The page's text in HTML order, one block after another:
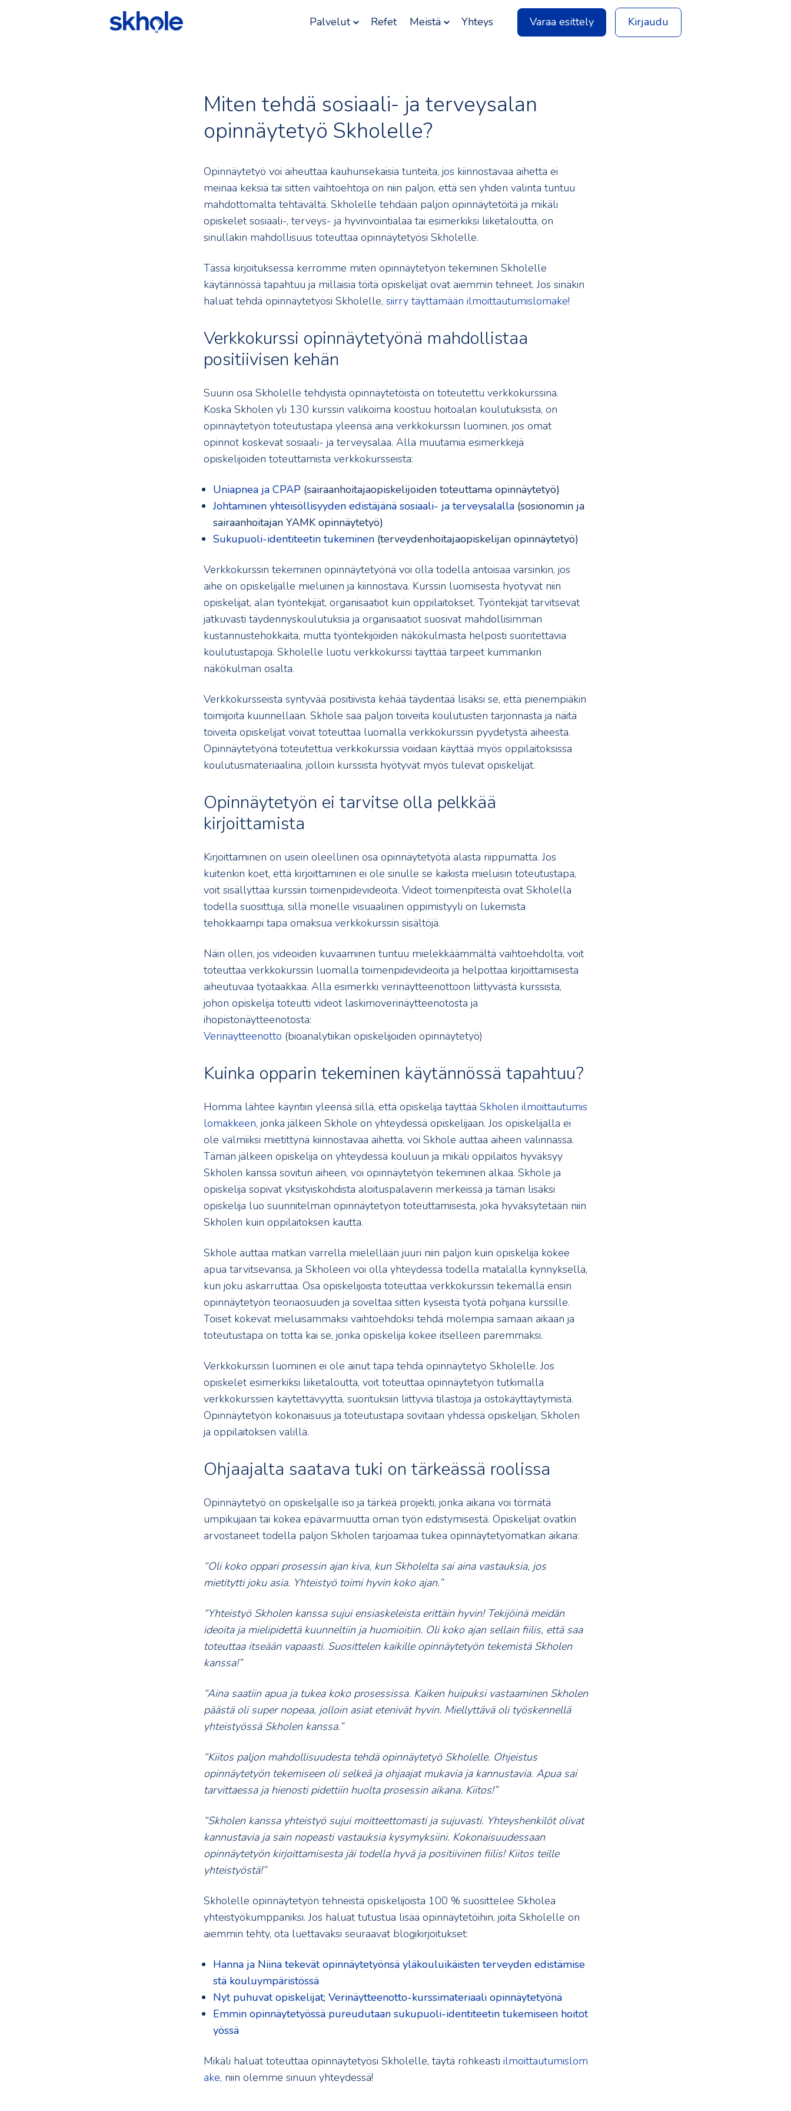
Palvelut Refet Meistä Yhteys Varaa esittely Kirjaudu
Miten tehdä sosiaali- ja terveysalan
opinnäytetyö Skholelle?
Opinnäytetyö voi aiheuttaa kauhunsekaisia tunteita, jos kiinnostavaa aihetta ei
meinaa keksiä tai sitten vaihtoehtoja on niin paljon, että sen yhden valinta tuntuu
mahdottomalta tehtävältä. Skholelle tehdään paljon opinnäytetöitä ja mikäli
opiskelet sosiaali-, terveys- ja hyvinvointialaa tai esimerkiksi liiketaloutta, on
sinullakin mahdollisuus toteuttaa opinnäytetyösi Skholelle.
Tässä kirjoituksessa kerromme miten opinnäytetyön tekeminen Skholelle
käytännössä tapahtuu ja millaisia töitä opiskelijat ovat aiemmin tehneet. Jos sinäkin
haluat tehdä opinnäytetyösi Skholelle, siirry täyttämään ilmoittautumislomake!
Verkkokurssi opinnäytetyönä mahdollistaa
positiivisen kehän
Suurin osa Skholelle tehdyistä opinnäytetöistä on toteutettu verkkokurssina.
Koska Skholen yli 130 kurssin valikoima koostuu hoitoalan koulutuksista, on
opinnäytetyön toteutustapa yleensä aina verkkokurssin luominen, jos omat
opinnot koskevat sosiaali- ja terveysalaa. Alla muutamia esimerkkejä
opiskelijoiden toteuttamista verkkokursseista:
Uniapnea ja CPAP(sairaanhoitajaopiskelijoiden toteuttama opinnäytetyö)
Johtaminen yhteisöllisyyden edistäjänä sosiaali- ja terveysalalla(sosionomin ja
sairaanhoitajan YAMK opinnäytetyö)
Sukupuoli-identiteetin tukeminen(terveydenhoitajaopiskelijan opinnäytetyö)
Verkkokurssin tekeminen opinnäytetyönä voi olla todella antoisaa varsinkin, jos
aihe on opiskelijalle mieluinen ja kiinnostava. Kurssin luomisesta hyötyvät niin
opiskelijat, alan työntekijät, organisaatiot kuin oppilaitokset. Työntekijät tarvitsevat
jatkuvasti täydennyskoulutuksia ja organisaatiot suosivat mahdollisimman
kustannustehokkaita, mutta työntekijöiden näkökulmasta helposti suoritettavia
koulutustapoja. Skholelle luotu verkkokurssi täyttää tarpeet kummankin
näkökulman osalta.
Verkkokursseista syntyvää positiivista kehää täydentää lisäksi se, että pienempiäkin
toimijoita kuunnellaan. Skhole saa paljon toiveita koulutusten tarjonnasta ja näitä
toiveita opiskelijat voivat toteuttaa luomalla verkkokurssin pyydetystä aiheesta.
Opinnäytetyönä toteutettua verkkokurssia voidaan käyttää myös oppilaitoksissa
koulutusmateriaalina, jolloin kurssista hyötyvät myös tulevat opiskelijat.
Opinnäytetyön ei tarvitse olla pelkkää
kirjoittamista
Kirjoittaminen on usein oleellinen osa opinnäytetyötä alasta riippumatta. Jos
kuitenkin koet, että kirjoittaminen ei ole sinulle se kaikista mieluisin toteutustapa,
voit sisällyttää kurssiin toimenpidevideoita. Videot toimenpiteistä ovat Skholella
todella suosittuja, sillä monelle visuaalinen oppimistyyli on lukemista
tehokkaampi tapa omaksua verkkokurssin sisältöjä.
Näin ollen, jos videoiden kuvaaminen tuntuu mielekkäämmältä vaihtoehdolta, voit
toteuttaa verkkokurssin luomalla toimenpidevideoita ja helpottaa kirjoittamisesta
aiheutuvaa työtaakkaa. Alla esimerkki verinäytteenottoon liittyvästä kurssista,
johon opiskelija toteutti videot laskimoverinäytteenotosta ja
ihopistonäytteenotosta:
Verinäytteenotto (bioanalytiikan opiskelijoiden opinnäytetyö)
Kuinka opparin tekeminen käytännössä tapahtuu?
Homma lähtee käyntiin yleensä sillä, että opiskelija täyttää Skholen ilmoittautumis
lomakkeen, jonka jälkeen Skhole on yhteydessä opiskelijaan. Jos opiskelijalla ei
ole valmiiksi mietittynä kiinnostavaa aihetta, voi Skhole auttaa aiheen valinnassa.
Tämän jälkeen opiskelija on yhteydessä kouluun ja mikäli oppilaitos hyväksyy
Skholen kanssa sovitun aiheen, voi opinnäytetyön tekeminen alkaa. Skhole ja
opiskelija sopivat yksityiskohdista aloituspalaverin merkeissä ja tämän lisäksi
opiskelija luo suunnitelman opinnäytetyön toteuttamisesta, joka hyväksytetään niin
Skholen kuin oppilaitoksen kautta.
Skhole auttaa matkan varrella mielellään juuri niin paljon kuin opiskelija kokee
apua tarvitsevansa, ja Skholeen voi olla yhteydessä todella matalalla kynnyksellä,
kun joku askarruttaa. Osa opiskelijoista toteuttaa verkkokurssin tekemällä ensin
opinnäytetyön teoriaosuuden ja soveltaa sitten kyseistä työtä pohjana kurssille.
Toiset kokevat mieluisammaksi vaihtoehdoksi tehdä molempia samaan aikaan ja
toteutustapa on totta kai se, jonka opiskelija kokee itselleen paremmaksi.
Verkkokurssin luominen ei ole ainut tapa tehdä opinnäytetyö Skholelle. Jos
opiskelet esimerkiksi liiketaloutta, voit toteuttaa opinnäytetyön tutkimalla
verkkokurssien käytettävyyttä, suorituksiin liittyviä tilastoja ja ostokäyttäytymistä.
Opinnäytetyön kokonaisuus ja toteutustapa sovitaan yhdessä opiskelijan, Skholen
ja oppilaitoksen välillä.
Ohjaajalta saatava tuki on tärkeässä roolissa
Opinnäytetyö on opiskelijalle iso ja tärkeä projekti, jonka aikana voi törmätä
umpikujaan tai kokea epävarmuutta oman työn edistymisestä. Opiskelijat ovatkin
arvostaneet todella paljon Skholen tarjoamaa tukea opinnäytetyömatkan aikana:
“Oli koko oppari prosessin ajan kiva, kun Skholelta sai aina vastauksia, jos
mietitytti joku asia. Yhteistyö toimi hyvin koko ajan.”
“Yhteistyö Skholen kanssa sujui ensiaskeleista erittäin hyvin! Tekijöinä meidän
ideoita ja mielipidettä kuunneltiin ja huomioitiin. Oli koko ajan sellain fiilis, että saa
toteuttaa itseään vapaasti. Suosittelen kaikille opinnäytetyön tekemistä Skholen
kanssa!”
“Aina saatiin apua ja tukea koko prosessissa. Kaiken huipuksi vastaaminen Skholen
päästä oli super nopeaa, jolloin asiat etenivät hyvin. Miellyttävä oli työskennellä
yhteistyössä Skholen kanssa.”
“Kiitos paljon mahdollisuudesta tehdä opinnäytetyö Skholelle. Ohjeistus
opinnäytetyön tekemiseen oli selkeä ja ohjaajat mukavia ja kannustavia. Apua sai
tarvittaessa ja hienosti pidettiin huolta prosessin aikana. Kiitos!”
“Skholen kanssa yhteistyö sujui moitteettomasti ja sujuvasti. Yhteyshenkilöt olivat
kannustavia ja sain nopeasti vastauksia kysymyksiini. Kokonaisuudessaan
opinnäytetyön kirjoittamisesta jäi todella hyvä ja positiivinen fiilis! Kiitos teille
yhteistyöstä!”
Skholelle opinnäytetyön tehneistä opiskelijoista 100 % suosittelee Skholea
yhteistyökumppaniksi. Jos haluat tutustua lisää opinnäytetöihin, joita Skholelle on
aiemmin tehty, ota luettavaksi seuraavat blogikirjoitukset:
Hanna ja Niina tekevät opinnäytetyönsä yläkouluikäisten terveyden edistämise
stä kouluympäristössä
Nyt puhuvat opiskelijat; Verinäytteenotto-kurssimateriaali opinnäytetyönä
Emmin opinnäytetyössä pureudutaan sukupuoli-identiteetin tukemiseen hoitot
yössä
Mikäli haluat toteuttaa opinnäytetyösi Skholelle, täytä rohkeasti ilmoittautumislom
ake, niin olemme sinuun yhteydessä!